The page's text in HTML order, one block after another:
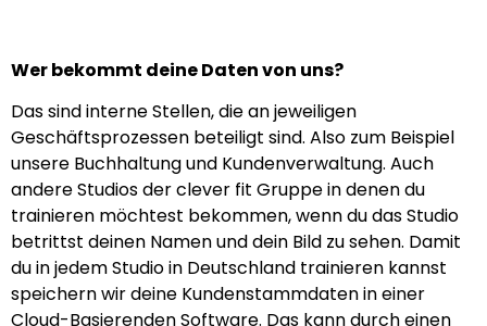
Wer bekommt deine Daten von uns?
Das sind interne Stellen, die an jeweiligen
Geschäftsprozessen beteiligt sind. Also zum Beispiel
unsere Buchhaltung und Kundenverwaltung. Auch
andere Studios der clever fit Gruppe in denen du
trainieren möchtest bekommen, wenn du das Studio
betrittst deinen Namen und dein Bild zu sehen. Damit
du in jedem Studio in Deutschland trainieren kannst
speichern wir deine Kundenstammdaten in einer
Cloud-Basierenden Software. Das kann durch einen